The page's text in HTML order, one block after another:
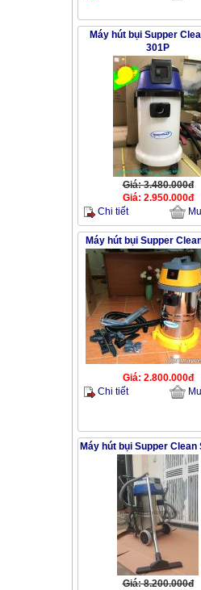
Máy hút bụi Supper
301P
Giá: 3.480.000đ
Giá: 2.950.000đ
Chi tiết
Máy hút bụi Supper
Giá: 2.800.000đ
Chi tiết
Máy hút bụi Supper Clean
Giá: 8.200.000đ